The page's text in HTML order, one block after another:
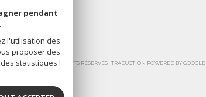
© 2026 | TOUS DROITS RÉSERVÉS | TRADUCTION POWERED BY GOOGLE |
pendant
l'utilisation des
proposer des
statistiques !